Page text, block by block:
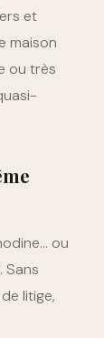
et
maison
ou très
ou
Sans
litige,